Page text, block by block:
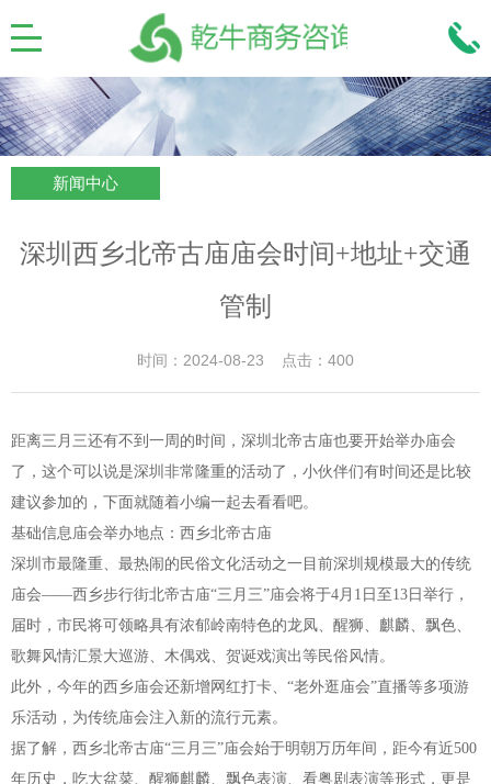
新闻中心
深圳西乡北帝古庙庙会时间+地址+交通
管制
时间：2024-08-23 点击：400
距离三月三还有不到一周的时间，深圳北帝古庙也要开始举办庙会
了，这个可以说是深圳非常隆重的活动了，小伙伴们有时间还是比较
建议参加的，下面就随着小编一起去看看吧。
基础信息庙会举办地点：西乡北帝古庙
深圳市最隆重、最热闹的民俗文化活动之一目前深圳规模最大的传统
庙会——西乡步行街北帝古庙“三月三”庙会将于4月1日至13日举行，
届时，市民将可领略具有浓郁岭南特色的龙凤、醒狮、麒麟、飘色、
歌舞风情汇景大巡游、木偶戏、贺诞戏演出等民俗风情。
此外，今年的西乡庙会还新增网红打卡、“老外逛庙会”直播等多项游
乐活动，为传统庙会注入新的流行元素。
据了解，西乡北帝古庙“三月三”庙会始于明朝万历年间，距今有近500
年历史，吃大盆菜、醒狮麒麟、飘色表演、看粤剧表演等形式，更是